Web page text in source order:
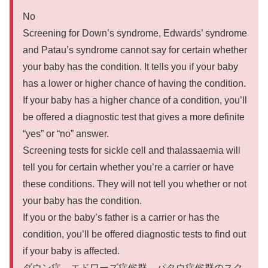
No
Screening for Down’s syndrome, Edwards’ syndrome
and Patau’s syndrome cannot say for certain whether
your baby has the condition. It tells you if your baby
has a lower or higher chance of having the condition.
If your baby has a higher chance of a condition, you’ll
be offered a diagnostic test that gives a more definite
“yes” or “no” answer.
Screening tests for sickle cell and thalassaemia will
tell you for certain whether you’re a carrier or have
these conditions. They will not tell you whether or not
your baby has the condition.
If you or the baby’s father is a carrier or has the
condition, you’ll be offered diagnostic tests to find out
if your baby is affected.